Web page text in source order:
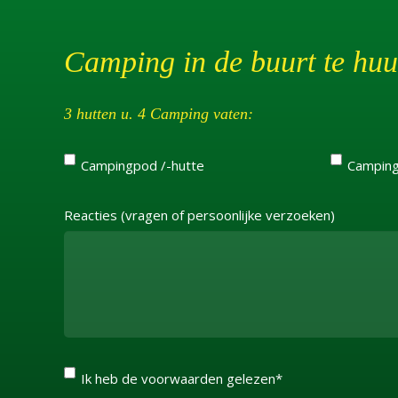
Camping in de buurt te
3 hutten u. 4 Camping vaten:
Campingpod /-hutte
Reacties (vragen of persoonlijke verzoeken)
Ik heb de voorwaarden gelezen*